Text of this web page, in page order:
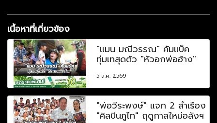
เนื้อหาที่เกี่ยวข้อง
"แมน มณีวรรณ" คัมแบ็ค
ทุ่มเทสุดตัว "หัวอกพ่อฮ้าง"
5 ส.ค. 2569
"พ่อวีระพงษ์" แจก 2 ลำเรื่อง
"ศิลปินภูไท" ฤดูกาลใหม่อลังฯ